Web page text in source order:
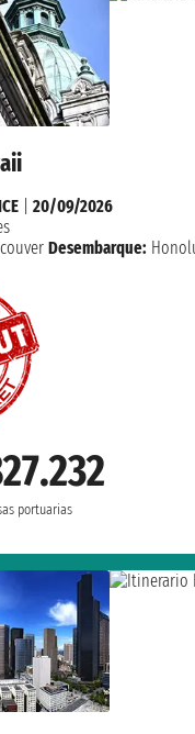
portuarias
20/09/2026
Desembarque: